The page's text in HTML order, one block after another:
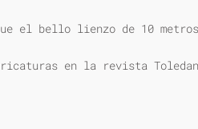
el bello lienzo de 10
en la revista